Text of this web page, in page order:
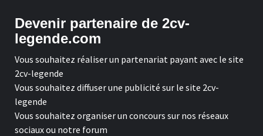
Devenir partenaire de 2cv-
legende.com
Vous souhaitez réaliser un partenariat payant avec le site
2cv-legende
Vous souhaitez diffuser une publicité sur le site 2cv-
legende
Vous souhaitez organiser un concours sur nos réseaux
sociaux ou notre forum